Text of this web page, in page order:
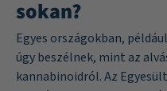
sokan?
Egyes országokban,
úgy beszélnek, mint az
kannabinoidról. Az